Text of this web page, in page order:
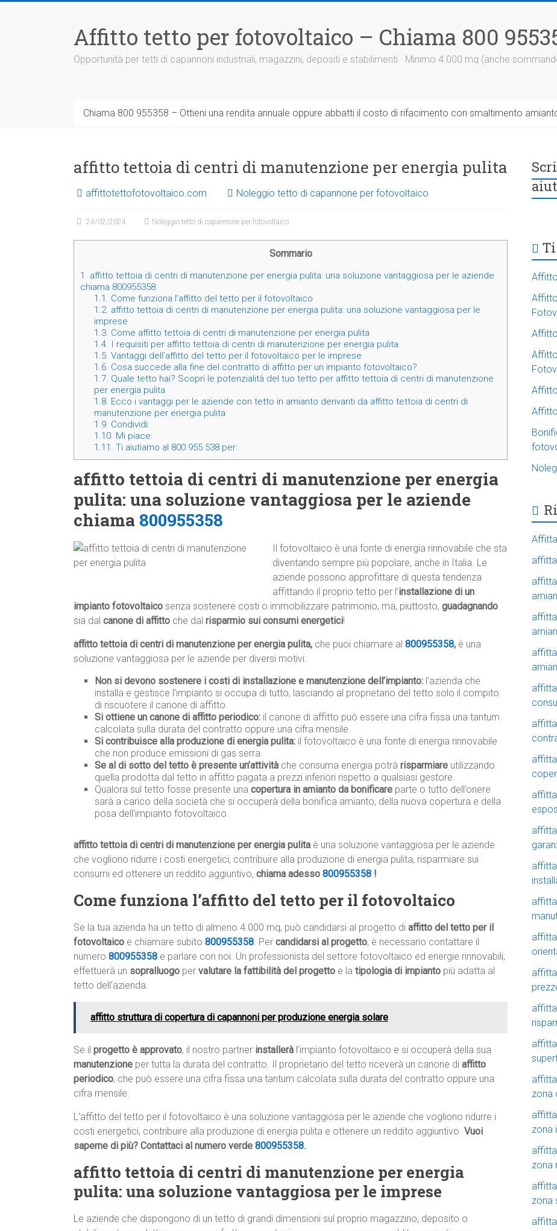
Affitto tetto per fotovoltaico – Chiama 800
Opportunità per tetti di capannoni industriali, magazzini, depositi e stabilimenti · Minimo 4.000 mq (anche
Chiama 800 955358 – Ottieni una rendita annuale oppure abbatti il costo di rifacimento con smaltimento
affitto tettoia di centri di manutenzione per energia pulita
affittotettofotovoltaico.com Noleggio tetto di capannone per fotovoltaico
24/02/2024 Noleggio tetto di capannone per fotovoltaico
Sommario
1. affitto tettoia di centri di manutenzione per energia pulita: una soluzione vantaggiosa per le aziende
chiama 800955358
1.1. Come funziona l’affitto del tetto per il fotovoltaico
1.2. affitto tettoia di centri di manutenzione per energia pulita: una soluzione vantaggiosa per le
imprese
1.3. Come affitto tettoia di centri di manutenzione per energia pulita
1.4. I requisiti per affitto tettoia di centri di manutenzione per energia pulita
1.5. Vantaggi dell’affitto del tetto per il fotovoltaico per le imprese
1.6. Cosa succede alla fine del contratto di affitto per un impianto fotovoltaico?
1.7. Quale tetto hai? Scopri le potenzialità del tuo tetto per affitto tettoia di centri di manutenzione
per energia pulita
1.8. Ecco i vantaggi per le aziende con tetto in amianto derivanti da affitto tettoia di centri di
manutenzione per energia pulita
1.9. Condividi:
1.10. Mi piace:
1.11. Ti aiutiamo al 800 955 538 per:
affitto tettoia di centri di manutenzione per energia
pulita: una soluzione vantaggiosa per le aziende
chiama 800955358
Il fotovoltaico è una fonte di energia rinnovabile che sta
diventando sempre più popolare, anche in Italia. Le
aziende possono approfittare di questa tendenza
affittando il proprio tetto per l’installazione di un
impianto fotovoltaico senza sostenere costi o immobilizzare patrimonio, ma, piuttosto, guadagnando
sia dal canone di affitto che dal risparmio sui consumi energetici!
affitto tettoia di centri di manutenzione per energia pulita, che puoi chiamare al 800955358, è una
soluzione vantaggiosa per le aziende per diversi motivi:
Non si devono sostenere i costi di installazione e manutenzione dell’impianto: l’azienda che
installa e gestisce l’impianto si occupa di tutto, lasciando al proprietario del tetto solo il compito
di riscuotere il canone di affitto.
Si ottiene un canone di affitto periodico: il canone di affitto può essere una cifra fissa una tantum
calcolata sulla durata del contratto oppure una cifra mensile.
Si contribuisce alla produzione di energia pulita: il fotovoltaico è una fonte di energia rinnovabile
che non produce emissioni di gas serra.
Se al di sotto del tetto è presente un’attività che consuma energia potrà risparmiare utilizzando
quella prodotta dal tetto in affitto pagata a prezzi inferiori rispetto a qualsiasi gestore.
Qualora sul tetto fosse presente una copertura in amianto da bonificare parte o tutto dell’onere
sarà a carico della società che si occuperà della bonifica amianto, della nuova copertura e della
posa dell’impianto fotovoltaico.
affitto tettoia di centri di manutenzione per energia pulita è una soluzione vantaggiosa per le aziende
che vogliono ridurre i costi energetici, contribuire alla produzione di energia pulita, risparmiare sui
consumi ed ottenere un reddito aggiuntivo, chiama adesso 800955358 !
Come funziona l’affitto del tetto per il fotovoltaico
Se la tua azienda ha un tetto di almeno 4.000 mq, può candidarsi al progetto di affitto del tetto per il
fotovoltaico e chiamare subito 800955358. Per candidarsi al progetto, è necessario contattare il
numero 800955358 e parlare con noi. Un professionista del settore fotovoltaico ed energie rinnovabili,
effettuerà un sopralluogo per valutare la fattibilità del progetto e la tipologia di impianto più adatta al
tetto dell’azienda.
affitto struttura di copertura di capannoni per produzione energia solare
Se il progetto è approvato, il nostro partner installerà l’impianto fotovoltaico e si occuperà della sua
manutenzione per tutta la durata del contratto. Il proprietario del tetto riceverà un canone di affitto
periodico, che può essere una cifra fissa una tantum calcolata sulla durata del contratto oppure una
cifra mensile.
L’affitto del tetto per il fotovoltaico è una soluzione vantaggiosa per le aziende che vogliono ridurre i
costi energetici, contribuire alla produzione di energia pulita e ottenere un reddito aggiuntivo. Vuoi
saperne di più? Contattaci al numero verde 800955358.
affitto tettoia di centri di manutenzione per energia
pulita: una soluzione vantaggiosa per le imprese
Le aziende che dispongono di un tetto di grandi dimensioni sul proprio magazzino, deposito o
zona
zona
zona
zona